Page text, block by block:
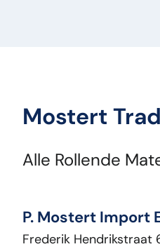
Mostert
Alle Rollende
P. Mostert Import
Frederik Hendrikstraat